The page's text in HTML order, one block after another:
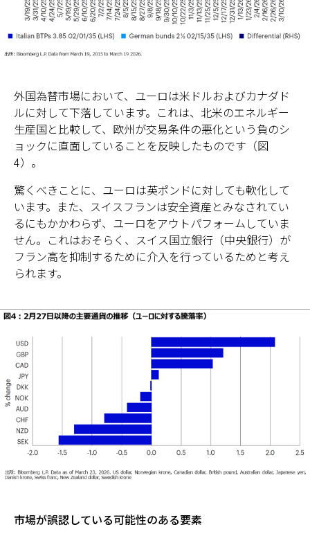
外国為替市場において、ユーロは米ドルおよびカナダド
ルに対して下落しています。これは、北米のエネルギー
生産国と比較して、欧州が交易条件の悪化という負のシ
ョックに直面していることを反映したものです（図
4）。
驚くべきことに、ユーロは英ポンドに対しても軟化して
います。また、スイスフランは安全資産とみなされてい
るにもかかわらず、ユーロをアウトパフォームしていま
せん。これはおそらく、スイス国立銀行（中央銀行）が
フラン高を抑制するために介入を行っているためと考え
られます。
市場が誤認している可能性のある要素